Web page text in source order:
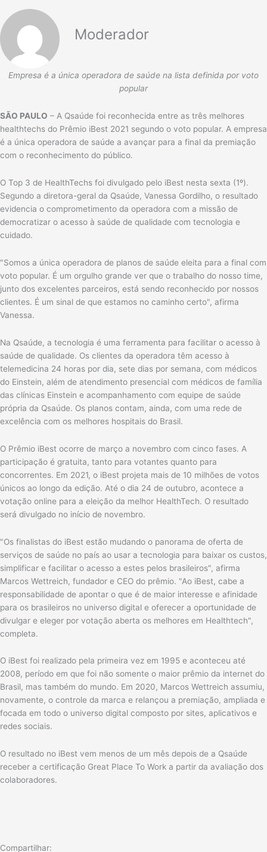
Moderador
Empresa é a única operadora de saúde na lista definida por voto
popular
SÃO PAULO – A Qsaúde foi reconhecida entre as três melhores
healthtechs do Prêmio iBest 2021 segundo o voto popular. A empresa
é a única operadora de saúde a avançar para a final da premiação
com o reconhecimento do público.
O Top 3 de HealthTechs foi divulgado pelo iBest nesta sexta (1º).
Segundo a diretora-geral da Qsaúde, Vanessa Gordilho, o resultado
evidencia o comprometimento da operadora com a missão de
democratizar o acesso à saúde de qualidade com tecnologia e
cuidado.
"Somos a única operadora de planos de saúde eleita para a final com
voto popular. É um orgulho grande ver que o trabalho do nosso time,
junto dos excelentes parceiros, está sendo reconhecido por nossos
clientes. É um sinal de que estamos no caminho certo", afirma
Vanessa.
Na Qsaúde, a tecnologia é uma ferramenta para facilitar o acesso à
saúde de qualidade. Os clientes da operadora têm acesso à
telemedicina 24 horas por dia, sete dias por semana, com médicos
do Einstein, além de atendimento presencial com médicos de família
das clínicas Einstein e acompanhamento com equipe de saúde
própria da Qsaúde. Os planos contam, ainda, com uma rede de
excelência com os melhores hospitais do Brasil.
O Prêmio iBest ocorre de março a novembro com cinco fases. A
participação é gratuita, tanto para votantes quanto para
concorrentes. Em 2021, o iBest projeta mais de 10 milhões de votos
únicos ao longo da edição. Até o dia 24 de outubro, acontece a
votação online para a eleição da melhor HealthTech. O resultado
será divulgado no início de novembro.
"Os finalistas do iBest estão mudando o panorama de oferta de
serviços de saúde no país ao usar a tecnologia para baixar os custos,
simplificar e facilitar o acesso a estes pelos brasileiros", afirma
Marcos Wettreich, fundador e CEO do prêmio. "Ao iBest, cabe a
responsabilidade de apontar o que é de maior interesse e afinidade
para os brasileiros no universo digital e oferecer a oportunidade de
divulgar e eleger por votação aberta os melhores em Healthtech",
completa.
O iBest foi realizado pela primeira vez em 1995 e aconteceu até
2008, período em que foi não somente o maior prêmio da internet do
Brasil, mas também do mundo. Em 2020, Marcos Wettreich assumiu,
novamente, o controle da marca e relançou a premiação, ampliada e
focada em todo o universo digital composto por sites, aplicativos e
redes sociais.
O resultado no iBest vem menos de um mês depois de a Qsaúde
receber a certificação Great Place To Work a partir da avaliação dos
colaboradores.
Compartilhar: